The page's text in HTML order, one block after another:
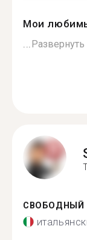
Мои
...Развернуть
СВОБОДНЫЙ